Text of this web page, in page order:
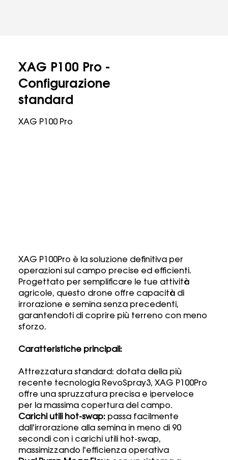
XAG P100 Pro -
Configurazione
standard
XAG P100 Pro
XAG P100Pro è la soluzione definitiva per
operazioni sul campo precise ed efficienti.
Progettato per semplificare le tue attività
agricole, questo drone offre capacità di
irrorazione e semina senza precedenti,
garantendoti di coprire più terreno con meno
sforzo.
Caratteristiche principali:
Attrezzatura standard: dotata della più
recente tecnologia RevoSpray3, XAG P100Pro
offre una spruzzatura precisa e iperveloce
per la massima copertura del campo.
Carichi utili hot-swap:passa facilmente
dall'irrorazione alla semina in meno di 90
secondi con i carichi utili hot-swap,
massimizzando l'efficienza operativa